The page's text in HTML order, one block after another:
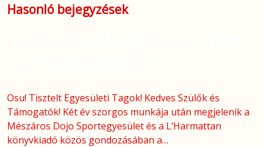
Hasonló bejegyzések
Osu! Tisztelt Egyesületi Tagok! Kedves Szülők és
Támogatók! Két év szorgos munkája után megjelenik a
Mészáros Dojo Sportegyesület és a L’Harmattan
könyvkiadó közös gondozásában a…